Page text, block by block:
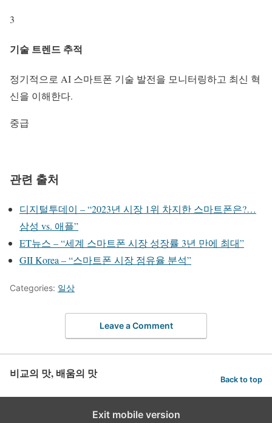
3
기술 트렌드 추적
정기적으로 AI 스마트폰 기술 발전을 모니터링하고 최신 혁
신을 이해한다.
중급
관련 출처
디지털투데이 – “2023년 시장 1위 차지한 스마트폰은?…
삼성 vs. 애플”
ET뉴스 – “세계 스마트폰 시장 성장률 3년 만에 최대”
GII Korea – “스마트폰 시장 점유율 분석”
Categories: 일상
Leave a Comment
비교의 맛, 배움의 맛 Back to top
Exit mobile version